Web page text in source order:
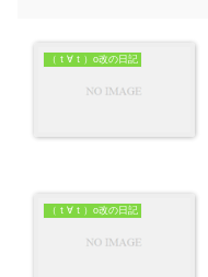
（ｔ∀ｔ）o改の日記
（ｔ∀ｔ）o改の日記